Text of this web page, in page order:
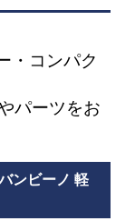
・コンパク
パーツをお
ンビーノ 軽